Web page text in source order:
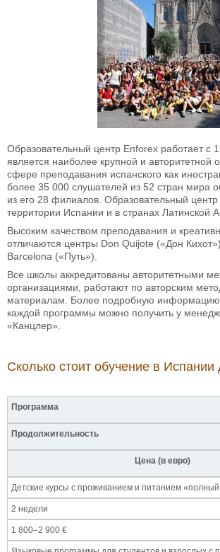
Образовательный центр Enforex работает с
является наиболее крупной и авторитетной
сфере преподавания испанского как
более 35 000 слушателей из 52 стран мира
из его 28 филиалов. Образовательный центр
территории Испании и в странах Латинской
Высоким качеством преподавания и
отличаются центры Don Quijote («Дон
Barcelona («Путь»).
Все школы аккредитованы авторитетными
организациями, работают по авторским
материалам. Более подробную информацию
каждой программы можно получить у
«Канцлер».
Сколько стоит обучение в Испании
Программа
Продолжительность
Цена (в евро)
Детские курсы с проживанием и питанием
2 недели
1 800–2 900 €